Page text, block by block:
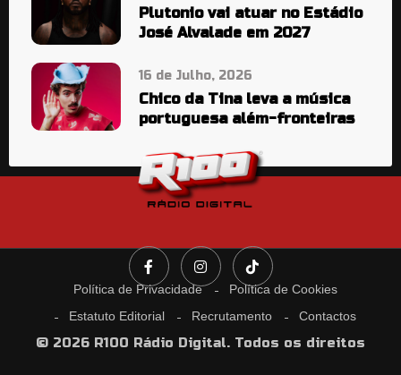
Plutonio vai atuar no Estádio
José Alvalade em 2027
16 de Julho, 2026
Chico da Tina leva a música
portuguesa além-fronteiras
Política de Privacidade
Política de Cookies
Estatuto Editorial
Recrutamento Contactos
© 2026 R100 Rádio Digital. Todos os direitos